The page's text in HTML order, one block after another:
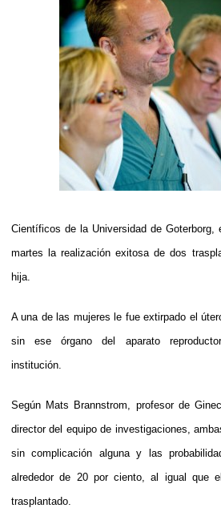
Científicos de la Universidad de Goterborg,
martes la realización exitosa de dos
hija.
A una de las mujeres le fue extirpado el
sin ese órgano del aparato
institución.
Según Mats Brannstrom, profesor de
director del equipo de investigaciones,
sin complicación alguna y las
alrededor de 20 por ciento, al igual que
trasplantado.